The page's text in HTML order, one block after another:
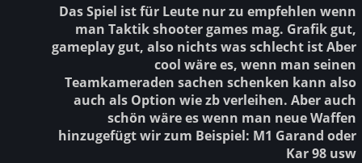
Das Spiel ist für Leute nur zu empfehlen wenn
man Taktik shooter games mag. Grafik gut,
gameplay gut, also nichts was schlecht ist Aber
cool wäre es, wenn man seinen
Teamkameraden sachen schenken kann also
auch als Option wie zb verleihen. Aber auch
schön wäre es wenn man neue Waffen
hinzugefügt wir zum Beispiel: M1 Garand oder
Kar 98 usw